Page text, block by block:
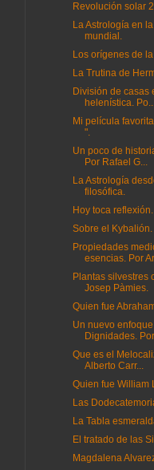
Revolución solar
La Astrología en
mundial.
Los orígenes de
La Trutina de
División de casas
helenística.
Mi película
".
Un poco de
Por Rafael G...
La Astrología
filosófica.
Hoy toca reflexión.
Sobre el Kybalión.
Propiedades
esencias. Por
Plantas silvestres
Josep Pàmies.
Quien fue
Un nuevo
Dignidades.
Que es el
Alberto Carr...
Quien fue William
Las
La Tabla
El tratado de las
Magdalena